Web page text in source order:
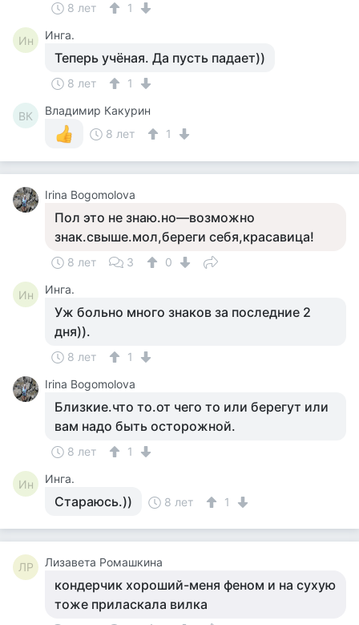
8 лет 1
Ин Инга.
Теперь учёная. Да пусть падает))
8 лет 1
ВК
Владимир Какурин
8 лет
1
Irina Bogomolova
Пол это не знаю.но—возможно
знак.свыше.мол,береги себя,красавица!
8 лет 3 0
Ин Инга.
Уж больно много знаков за последние 2
дня)).
8 лет
1
Irina Bogomolova
Близкие.что то.от чего то или берегут или
вам надо быть осторожной.
8 лет 1
Ин Инга.
Стараюсь.)) 8 лет 1
ЛР Лизавета Ромашкина
кондерчик хороший-меня феном и на сухую
тоже приласкала вилка